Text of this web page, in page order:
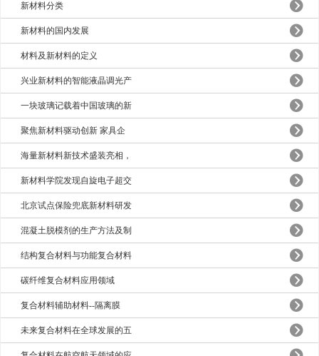
新材料分类
新材料的国内发展
材料及新材料的定义
兴业新材料的智能液晶调光产
一块玻璃记载着中国玻璃的新
聚焦新材料驱动创新 家具企
海量新材料新技术盛装亮相，
新材料学院发现自旋电子超交
北京试点保险兜底新材料研发
混凝土脱模剂的生产方法及制
结构复合材料与功能复合材料
碳纤维复合材料应用领域
复合材料辅助材料--隔离膜
未来复合材料在全球发展的五